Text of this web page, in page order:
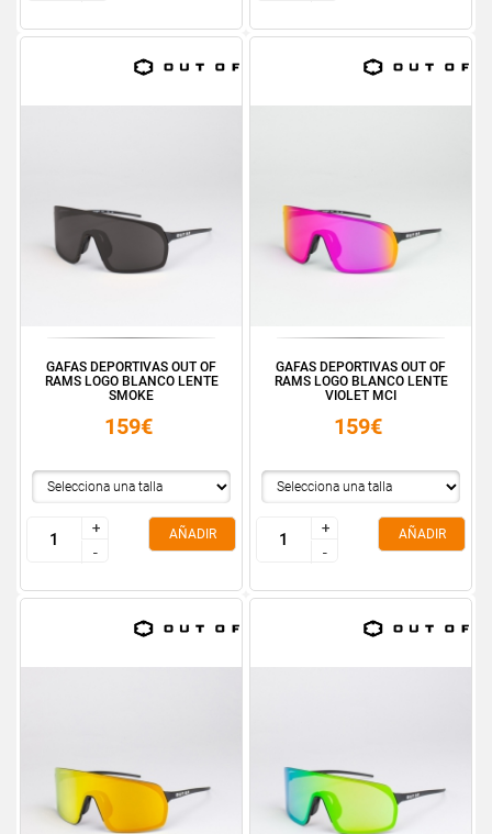
GAFAS DEPORTIVAS OUT OF
RAMS LOGO BLANCO LENTE
SMOKE
159€
+
-
+
-
AÑADIR
GAFAS DEPORTIVAS OUT OF
RAMS LOGO BLANCO LENTE
VIOLET MCI
159€
+
-
+
-
AÑADIR